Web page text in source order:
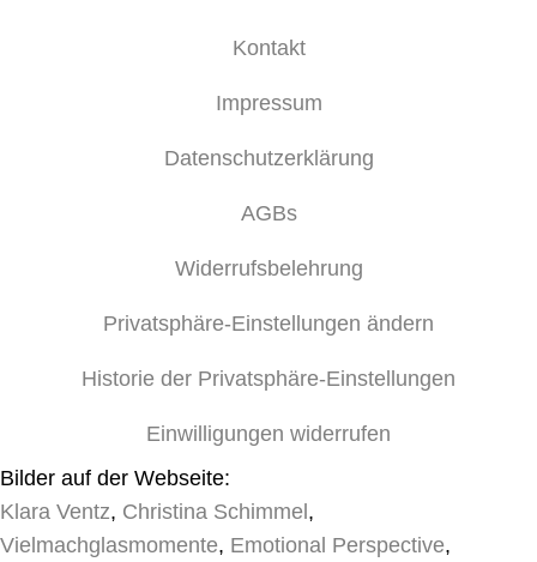
Kontakt
Impressum
Datenschutzerklärung
AGBs
Widerrufsbelehrung
Privatsphäre-Einstellungen ändern
Historie der Privatsphäre-Einstellungen
Einwilligungen widerrufen
Bilder auf der Webseite:
Klara Ventz, Christina Schimmel,
Vielmachglasmomente, Emotional Perspective,